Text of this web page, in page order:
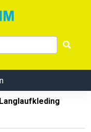
Langlaufkleding